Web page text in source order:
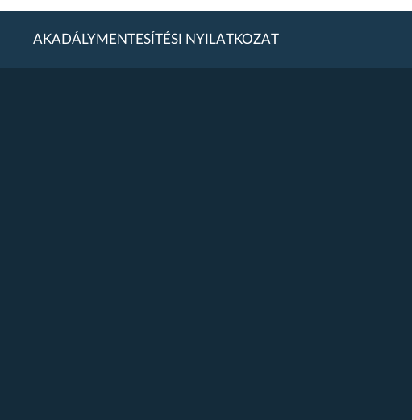
AKADÁLYMENTESÍTÉSI NYILATKOZAT